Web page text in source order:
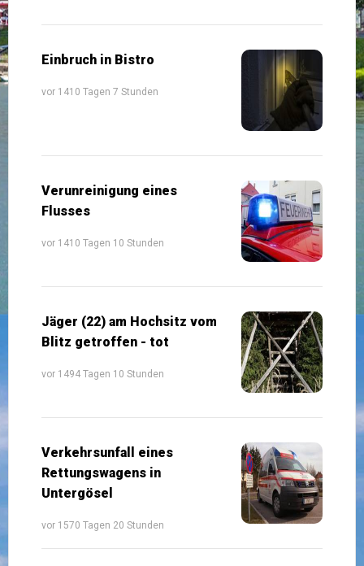
Einbruch in Bistro
vor 1410 Tagen 7 Stunden
Verunreinigung eines
Flusses
vor 1410 Tagen 10 Stunden
Jäger (22) am Hochsitz vom
Blitz getroffen - tot
vor 1494 Tagen 10 Stunden
Verkehrsunfall eines
Rettungswagens in
Untergösel
vor 1570 Tagen 20 Stunden